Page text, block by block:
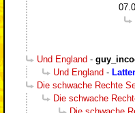
Und England -
Und England -
Die schwache Rechte
Die schwache